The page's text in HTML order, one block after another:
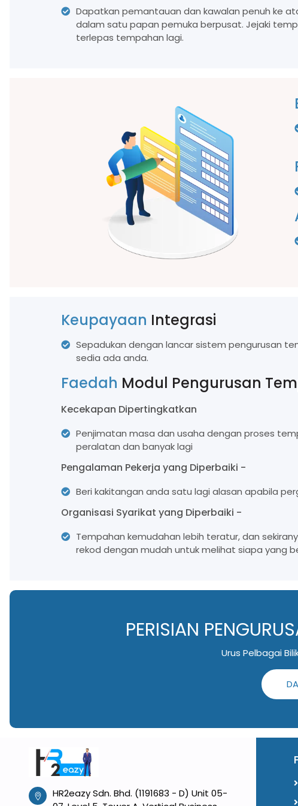
Dapatkan pemantauan dan kawalan penuh ke
dalam satu papan pemuka berpusat. Jejaki
terlepas tempahan lagi.
Keupayaan Integrasi
Sepadukan dengan lancar sistem pengurusan
sedia ada anda.
Faedah Modul Pengurusan
Kecekapan Dipertingkatkan
Penjimatan masa dan usaha dengan proses
peralatan dan banyak lagi
Pengalaman Pekerja yang Diperbaiki -
Beri kakitangan anda satu lagi alasan apabila
Organisasi Syarikat yang Diperbaiki -
Tempahan kemudahan lebih teratur, dan
rekod dengan mudah untuk melihat siapa yang
PERISIAN
Urus Pelbagai
HR2eazy Sdn. Bhd. (1191683 - D) Unit 05-